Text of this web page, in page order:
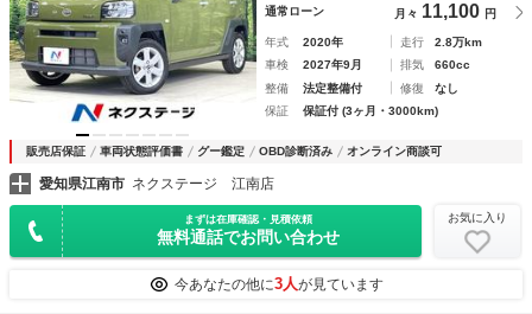
通常ローン 月々 11,100 円
年式 2020年 走行
2.8万km
車検
2027年9月 排気
660cc
整備
法定整備付 修復
なし
保証
保証付 (3ヶ月・3000km)
販売店保証 車両状態評価書 グー鑑定 OBD診断済み オンライン商談可
愛知県江南市 ネクステージ 江南店
まずは在庫確認・見積依頼
無料通話でお問い合わせ
お気に入り
今あなたの他に3人が見ています